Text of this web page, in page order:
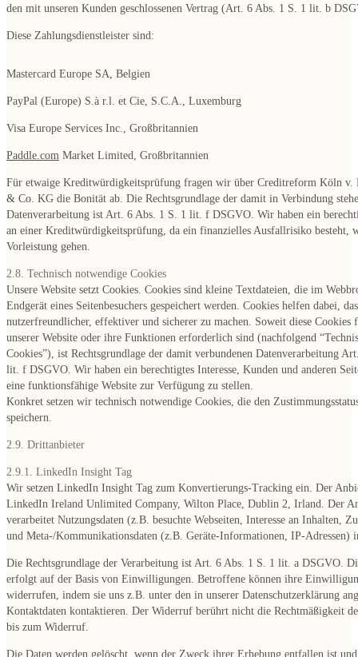
den mit unseren Kunden geschlossenen Vertrag (Art. 6 Abs. 1 S. 1 lit. b
Diese Zahlungsdienstleister sind:
Mastercard Europe SA, Belgien
PayPal (Europe) S.à r.l. et Cie, S.C.A., Luxemburg
Visa Europe Services Inc., Großbritannien
Paddle.com Market Limited, Großbritannien
Für etwaige Kreditwürdigkeitsprüfung fragen wir über Creditreform Köln v.
& Co. KG die Bonität ab. Die Rechtsgrundlage der damit in Verbindung
Datenverarbeitung ist Art. 6 Abs. 1 S. 1 lit. f DSGVO. Wir haben ein
an einer Kreditwürdigkeitsprüfung, da ein finanzielles Ausfallrisiko besteht,
Vorleistung gehen.
2.8. Technisch notwendige Cookies
Unsere Website setzt Cookies. Cookies sind kleine Textdateien, die im
Endgerät eines Seitenbesuchers gespeichert werden. Cookies helfen dabei,
nutzerfreundlicher, effektiver und sicherer zu machen. Soweit diese Cookies
unserer Website oder ihre Funktionen erforderlich sind (nachfolgend
Cookies”), ist Rechtsgrundlage der damit verbundenen Datenverarbeitung
lit. f DSGVO. Wir haben ein berechtigtes Interesse, Kunden und anderen
eine funktionsfähige Website zur Verfügung zu stellen.
Konkret setzen wir technisch notwendige Cookies, die den
speichern.
2.9. Drittanbieter
2.9.1. LinkedIn Insight Tag
Wir setzen LinkedIn Insight Tag zum Konvertierungs-Tracking ein. Der
LinkedIn Ireland Unlimited Company, Wilton Place, Dublin 2, Irland. Der
verarbeitet Nutzungsdaten (z.B. besuchte Webseiten, Interesse an Inhalten,
und Meta-/Kommunikationsdaten (z.B. Geräte-Informationen, IP-Adressen)
Die Rechtsgrundlage der Verarbeitung ist Art. 6 Abs. 1 S. 1 lit. a DSGVO.
erfolgt auf der Basis von Einwilligungen. Betroffene können ihre
widerrufen, indem sie uns z.B. unter den in unserer Datenschutzerklärung
Kontaktdaten kontaktieren. Der Widerruf berührt nicht die Rechtmäßigkeit
bis zum Widerruf.
Die Daten werden gelöscht, wenn der Zweck ihrer Erhebung entfallen ist